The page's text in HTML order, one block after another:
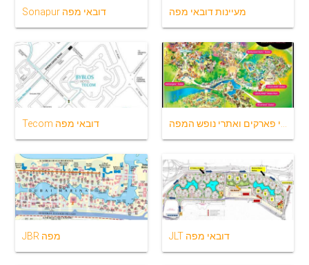
Sonapur דובאי מפה מעיינות דובאי מפה
Tecom דובאי מפה
JBR מפה JLT דובאי מפה